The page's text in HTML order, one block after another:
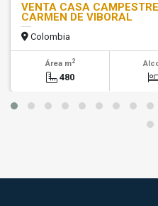
VENTA CASA
CARMEN DE VIBORAL
Colombia
Área m2
480